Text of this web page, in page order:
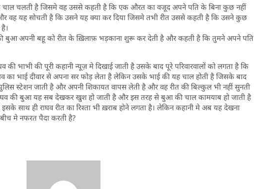
चलती है जिसमे वह उससे कहती है कि एक औरत का वजूद अपने पति के बिना कुछ नहीं
वह यह सोचती है कि उसने यह क्या कर दिया जिसमे तभी रीत उससे कहती है कि उसने कुछ
बुआ अपनी बहू को रीत के ख़िलाफ़ भड़काना शुरू कर देती है और कहती है कि तुमने अपने पति
की भाभी की पूरी कहानी न्यूज़ मे दिखाई जाती है उसके बाद पूरे परिवारवालों को लगता है कि
भाई दीवार से अपना सर फोड़ लेता है लेकिन उसके भाई की यह चाल होती है जिसके बाद
स्टेशन जाती है और अपनी शिकायत वापस लेती है और वह रीत की बिल्कुल भी नहीं सुनती
की बुआ यह सब देखकर खुश हो जाती है और इस तरह से बुआ की चाल कामयाब हो जाती है
साथ ही राघव रीत का रिश्ता भी ख़राब होने लगता है। लेकिन कहानी मे अब यह देखना
मे नफरत पैदा करती है?